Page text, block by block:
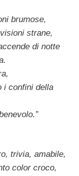
brumose,
strane,
di notte
i confini della
trivia, amabile,
color croco,